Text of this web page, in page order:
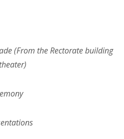
(From the Rectorate building